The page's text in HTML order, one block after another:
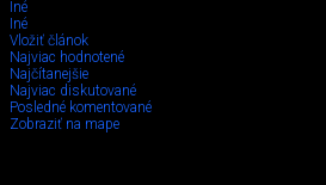
Iné
Iné
Vložiť článok
Najviac hodnotené
Najčítanejšie
Najviac diskutované
Posledné komentované
Zobraziť na mape